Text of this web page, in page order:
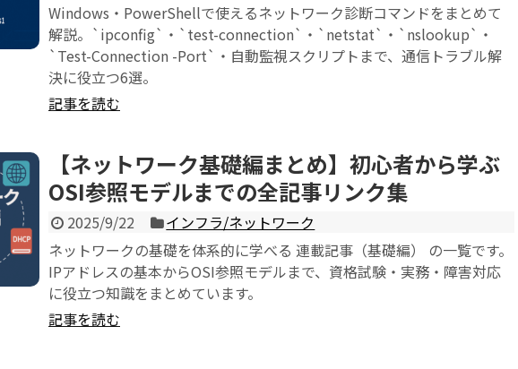
Windows・PowerShellで使えるネットワーク診断コマンドをまとめて
解説。`ipconfig`・`test-connection`・`netstat`・`nslookup`・
`Test-Connection -Port`・自動監視スクリプトまで、通信トラブル解
決に役立つ6選。
記事を読む
【ネットワーク基礎編まとめ】初心者から学ぶ
OSI参照モデルまでの全記事リンク集
2025/9/22
インフラ/ネットワーク
ネットワークの基礎を体系的に学べる 連載記事（基礎編） の一覧です。
IPアドレスの基本からOSI参照モデルまで、資格試験・実務・障害対応
に役立つ知識をまとめています。
記事を読む